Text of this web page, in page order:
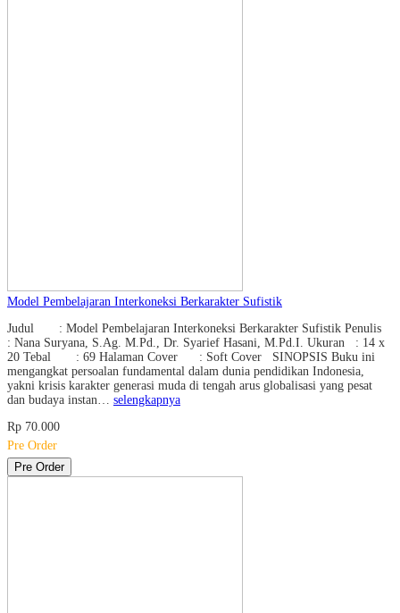
Model Pembelajaran Interkoneksi Berkarakter Sufistik
Judul : Model Pembelajaran Interkoneksi Berkarakter Sufistik Penulis
: Nana Suryana, S.Ag. M.Pd., Dr. Syarief Hasani, M.Pd.I. Ukuran : 14 x
20 Tebal : 69 Halaman Cover : Soft Cover SINOPSIS Buku ini
mengangkat persoalan fundamental dalam dunia pendidikan Indonesia,
yakni krisis karakter generasi muda di tengah arus globalisasi yang pesat
dan budaya instan… selengkapnya
Rp 70.000
Pre Order
Pre Order